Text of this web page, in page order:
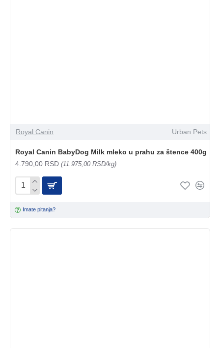
Royal Canin Urban Pets
Royal Canin BabyDog Milk mleko u prahu za štence 400g
4.790,00 RSD (11.975,00 RSD/kg)
Imate pitanja?